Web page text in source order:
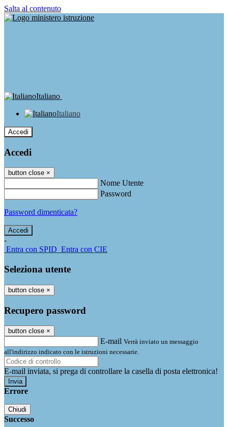
Salta al contenuto
Italiano
Italiano
Accedi
Accedi
button close ×
Nome Utente
Password
Password dimenticata?
-
Entra con SPID Entra con CIE
Seleziona utente
button close ×
Recupero password
button close ×
E-mail Verrà inviato un messaggio
all'indirizzo indicato con le istruzioni necessarie.
E-mail inviata, si prega di controllare la casella di posta elettronica!
Errore
Chiudi
Successo